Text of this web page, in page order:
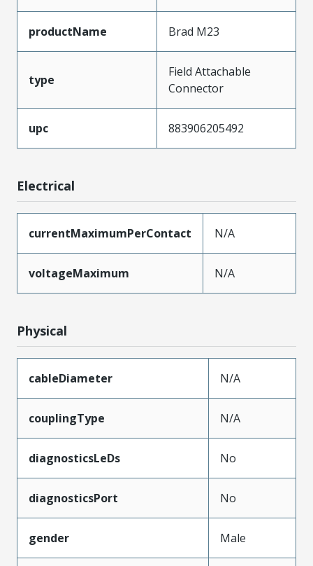
productName Brad M23
type
Field Attachable
Connector
upc 883906205492
Electrical
currentMaximumPerContact N/A
voltageMaximum N/A
Physical
cableDiameter N/A
couplingType N/A
diagnosticsLeDs No
diagnosticsPort No
gender Male